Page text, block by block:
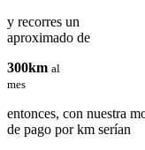
y recorres un
aproximado de
300km al
mes
entonces, con nuestra
de pago por km serían